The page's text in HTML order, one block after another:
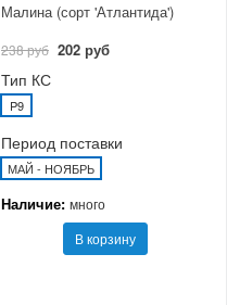
Малина (сорт 'Атлантида')
238 руб 202 руб
Тип КС
P9
Период поставки
МАЙ - НОЯБРЬ
Наличие: много
В корзину